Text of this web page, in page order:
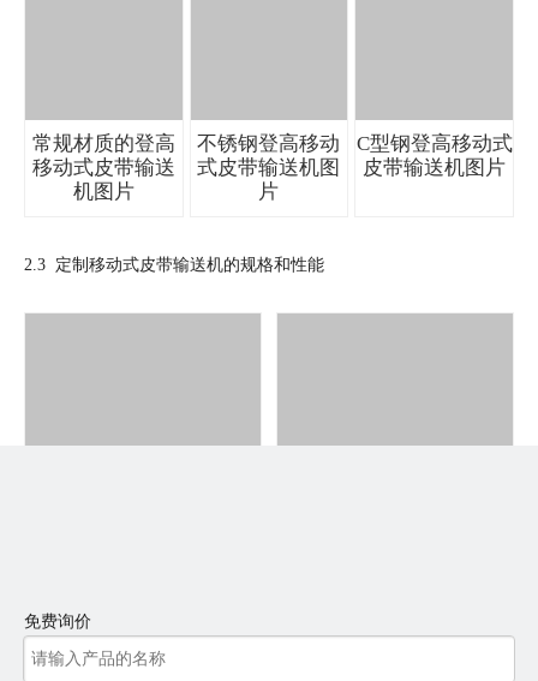
常规材质的登高
移动式皮带输送
机图片
不锈钢登高移动
式皮带输送机图
片
C型钢登高移动式
皮带输送机图片
2.3 定制移动式皮带输送机的规格和性能
2.4 定制移动式皮带输送机使用的配件
免费询价